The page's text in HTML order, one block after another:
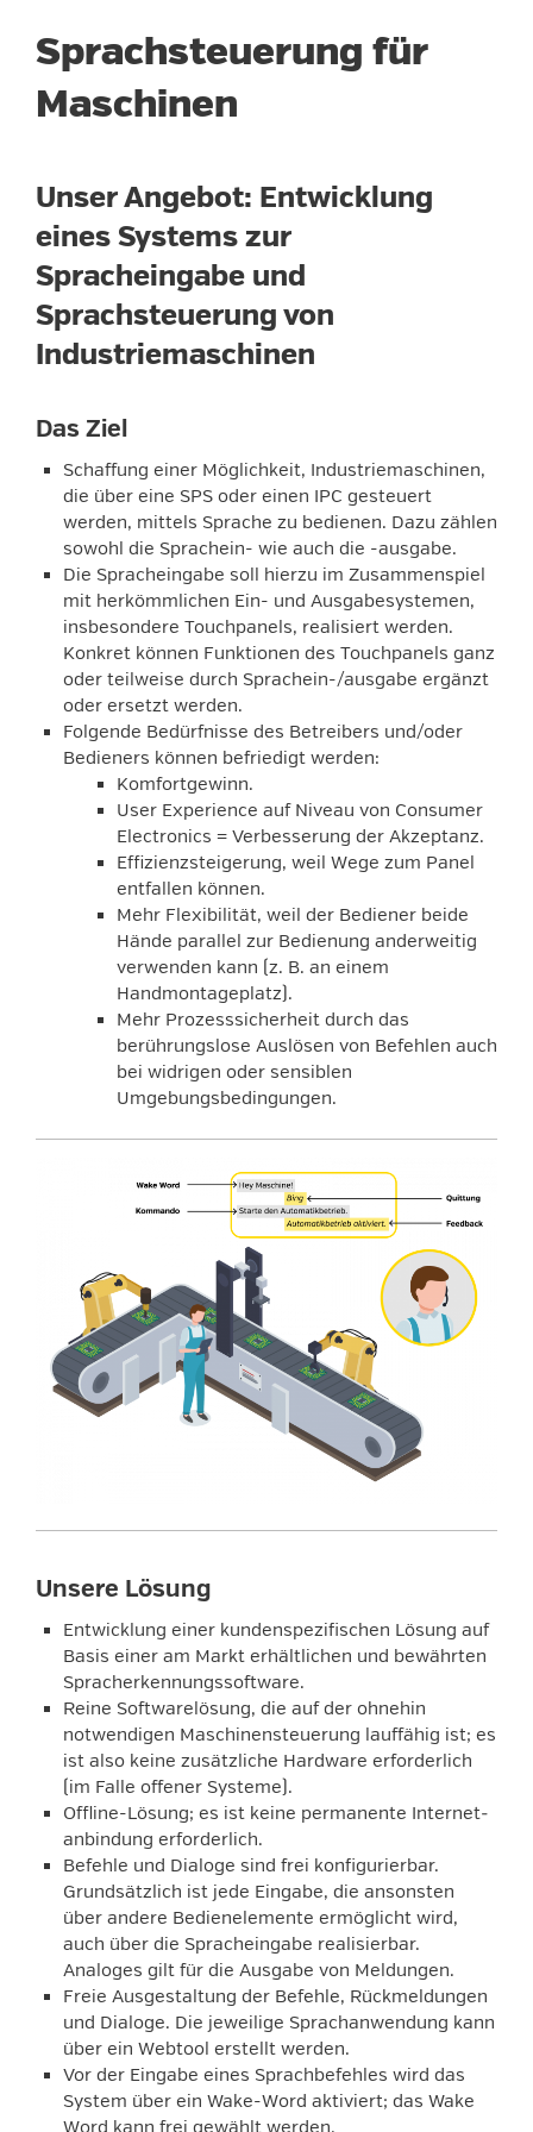
Sprachsteuerung für
Maschinen
Unser Angebot: Entwicklung
eines Systems zur
Spracheingabe und
Sprachsteuerung von
Industriemaschinen
Das Ziel
Schaffung einer Möglichkeit, Industriemaschinen,
die über eine SPS oder einen IPC gesteuert
werden, mittels Sprache zu bedienen. Dazu zählen
sowohl die Sprachein- wie auch die -ausgabe.
Die Spracheingabe soll hierzu im Zusammenspiel
mit herkömmlichen Ein- und Ausgabesystemen,
insbesondere Touchpanels, realisiert werden.
Konkret können Funktionen des Touchpanels ganz
oder teilweise durch Sprachein-/ausgabe ergänzt
oder ersetzt werden.
Folgende Bedürfnisse des Betreibers und/oder
Bedieners können befriedigt werden:
Komfortgewinn.
User Experience auf Niveau von Consumer
Electronics = Verbesserung der Akzeptanz.
Effizienzsteigerung, weil Wege zum Panel
entfallen können.
Mehr Flexibilität, weil der Bediener beide
Hände parallel zur Bedienung anderweitig
verwenden kann (z. B. an einem
Handmontageplatz).
Mehr Prozesssicherheit durch das
berührungslose Auslösen von Befehlen auch
bei widrigen oder sensiblen
Umgebungsbedingungen.
Unsere Lösung
Entwicklung einer kundenspezifischen Lösung auf
Basis einer am Markt erhältlichen und bewährten
Spracherkennungssoftware.
Reine Softwarelösung, die auf der ohnehin
notwendigen Maschinensteuerung lauffähig ist; es
ist also keine zusätzliche Hardware erforderlich
(im Falle offener Systeme).
Offline-Lösung; es ist keine permanente Internet­
anbindung erforderlich.
Befehle und Dialoge sind frei konfigurierbar.
Grundsätzlich ist jede Eingabe, die ansonsten
über andere Bedienelemente ermöglicht wird,
auch über die Spracheingabe realisierbar.
Analoges gilt für die Ausgabe von Meldungen.
Freie Ausgestaltung der Befehle, Rückmeldungen
und Dialoge. Die jeweilige Sprachanwendung kann
über ein Webtool erstellt werden.
Vor der Eingabe eines Sprachbefehles wird das
System über ein Wake-Word aktiviert; das Wake